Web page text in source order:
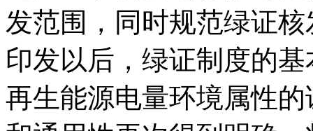
发范围，同时规范绿证
印发以后，绿证制度的
再生能源电量环境属性